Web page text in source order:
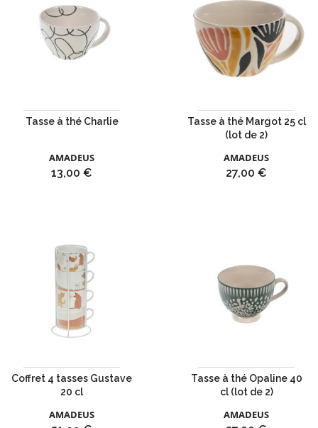
Tasse à thé Charlie
AMADEUS
Prix
13,00 €
Tasse à thé Margot 25 cl
(lot de 2)
AMADEUS
Prix
27,00 €
Coffret 4 tasses Gustave
20 cl
AMADEUS
Tasse à thé Opaline 40
cl (lot de 2)
AMADEUS